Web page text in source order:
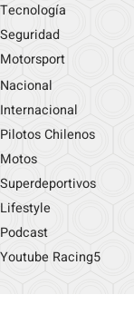
Tecnología
Seguridad
Motorsport
Nacional
Internacional
Pilotos Chilenos
Motos
Superdeportivos
Lifestyle
Podcast
Youtube Racing5